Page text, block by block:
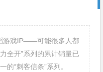
游戏IP——可能很多人都
全开”系列的累计销量已
的“刺客信条”系列。